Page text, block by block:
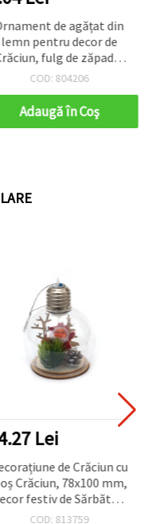
de agățat din
lemn pentru decor de
fulg de zăpadă,
80x70x2 mm, cu șnur
COD: 804206
Adaugă în Coş
Lei
de Crăciun cu
Crăciun, 78x100 mm,
festiv de Sărbători
pentru birou/centru de
COD: 813759